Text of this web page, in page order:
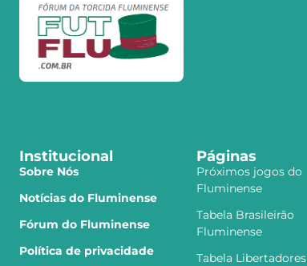
Institucional
Sobre Nós
Notícias do Fluminense
Fórum do Fluminense
Política de privacidade
Páginas
Próximos jogos do
Fluminense
Tabela Brasileirão
Fluminense
Tabela Libertadores